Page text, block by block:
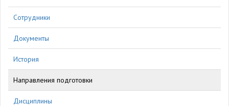
Сотрудники
Документы
История
Направления подготовки
Дисциплины